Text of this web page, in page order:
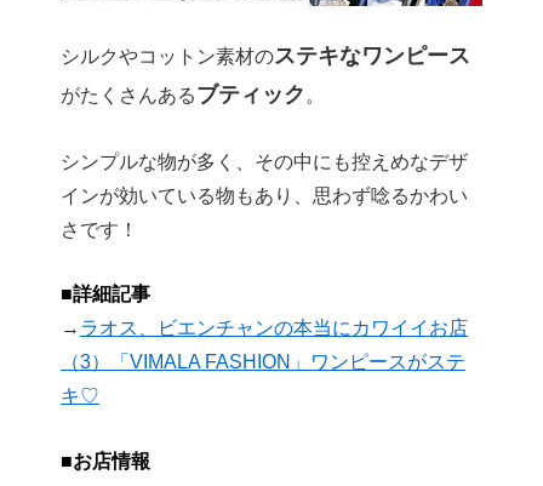
シルクやコットン素材のステキなワンピース
がたくさんあるブティック 。
シンプルな物が多く、その中にも控えめなデザ
インが効いている物もあり、思わず唸るかわい
さです！
■詳細記事
→ ラオス、ビエンチャンの本当にカワイイお店
（3）「VIMALA FASHION」ワンピースがステ
キ♡
■お店情報